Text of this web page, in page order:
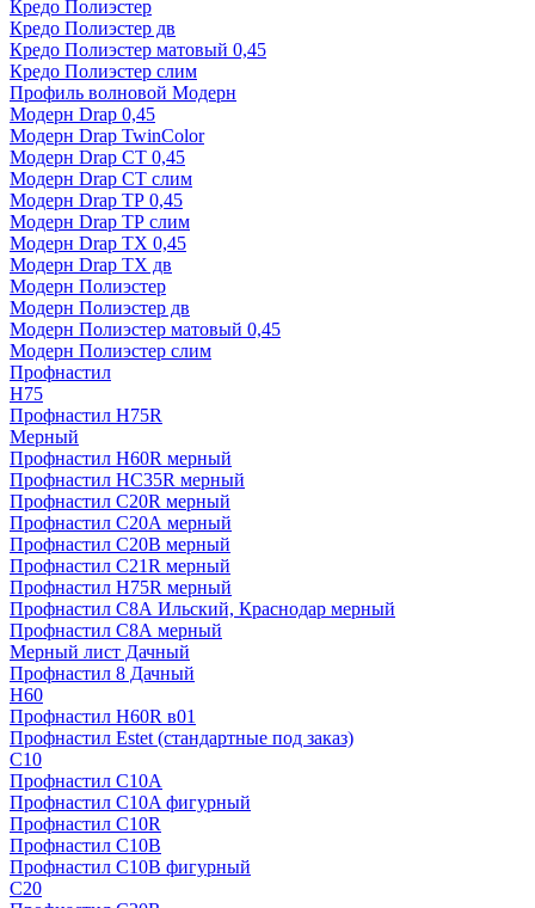
Кредо Полиэстер
Кредо Полиэстер дв
Кредо Полиэстер матовый 0,45
Кредо Полиэстер слим
Профиль волновой Модерн
Модерн Drap 0,45
Модерн Drap TwinColor
Модерн Drap СТ 0,45
Модерн Drap СТ слим
Модерн Drap ТР 0,45
Модерн Drap ТР слим
Модерн Drap ТХ 0,45
Модерн Drap ТХ дв
Модерн Полиэстер
Модерн Полиэстер дв
Модерн Полиэстер матовый 0,45
Модерн Полиэстер слим
Профнастил
H75
Профнастил H75R
Мерный
Профнастил H60R мерный
Профнастил HC35R мерный
Профнастил С20R мерный
Профнастил С20А мерный
Профнастил С20В мерный
Профнастил С21R мерный
Профнастил Н75R мерный
Профнастил С8А Ильский, Краснодар мерный
Профнастил С8А мерный
Мерный лист Дачный
Профнастил 8 Дачный
Н60
Профнастил H60R в01
Профнастил Estet (стандартные под заказ)
C10
Профнастил С10A
Профнастил С10A фигурный
Профнастил С10R
Профнастил С10В
Профнастил С10В фигурный
C20